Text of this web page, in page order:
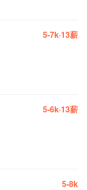
5-7k·13薪
5-6k·13薪
5-8k